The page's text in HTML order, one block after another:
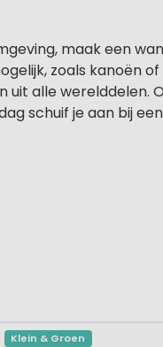
maak een
zoals kanoën
alle werelddelen.
schuif je aan bij
Klein & Groen